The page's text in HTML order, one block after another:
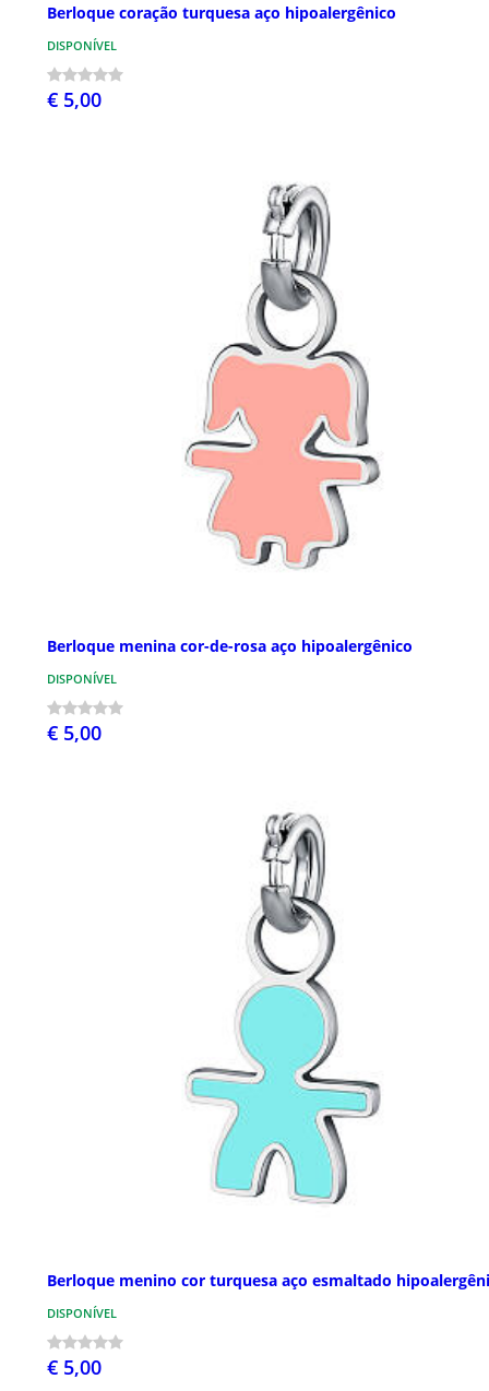
Berloque coração turquesa aço hipoalergênico
DISPONÍVEL
€ 5,00
Berloque menina cor-de-rosa aço hipoalergênico
DISPONÍVEL
€ 5,00
Berloque menino cor turquesa aço esmaltado
DISPONÍVEL
€ 5,00